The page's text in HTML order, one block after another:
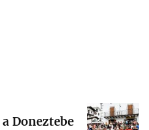
Doneztebe